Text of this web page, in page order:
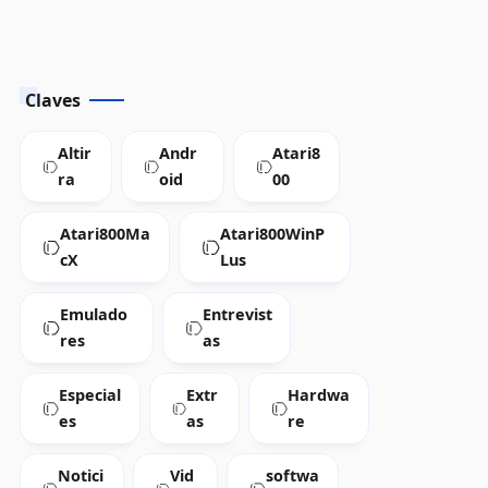
Claves
Altir
ra
Andr
oid
Atari8
00
Atari800Ma
cX
Atari800WinP
Lus
Emulado
res
Entrevist
as
Especial
es
Extr
as
Hardwa
re
Notici
Vid
softwa